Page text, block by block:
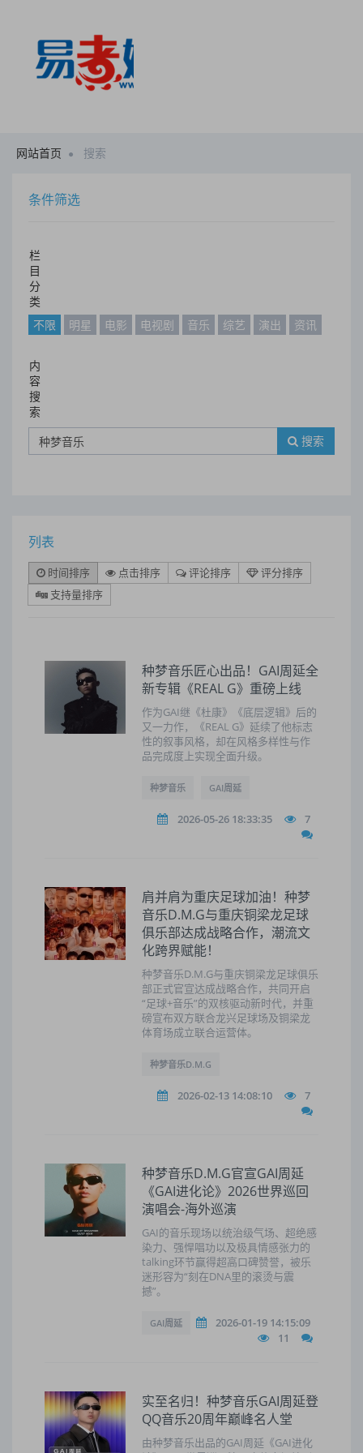
网站首页 搜索
条件筛选
栏
目
分
类
不限
明星 电影 电视剧 音乐 综艺 演出 资讯
内
容
搜
索
搜索
列表
时间排序 点击排序 评论排序
评分排序
支持量排序
种梦音乐匠心出品！GAI周延全
新专辑《REAL G》重磅上线
作为GAI继《杜康》《底层逻辑》后的
又一力作，《REAL G》延续了他标志
性的叙事风格，却在风格多样性与作
品完成度上实现全面升级。
种梦音乐 GAI周延
2026-05-26 18:33:35 7
肩并肩为重庆足球加油！种梦
音乐D.M.G与重庆铜梁龙足球
俱乐部达成战略合作，潮流文
化跨界赋能！
种梦音乐D.M.G与重庆铜梁龙足球俱乐
部正式官宣达成战略合作，共同开启
“足球+音乐”的双核驱动新时代，并重
磅宣布双方联合龙兴足球场及铜梁龙
体育场成立联合运营体。
种梦音乐D.M.G
2026-02-13 14:08:10 7
种梦音乐D.M.G官宣GAI周延
《GAI进化论》2026世界巡回
演唱会-海外巡演
GAI的音乐现场以统治级气场、超绝感
染力、强悍唱功以及极具情感张力的
talking环节赢得超高口碑赞誉，被乐
迷形容为“刻在DNA里的滚烫与震
撼”。
GAI周延
2026-01-19 14:15:09
11
实至名归！种梦音乐GAI周延登
QQ音乐20周年巅峰名人堂
由种梦音乐出品的GAI周延《GAI进化